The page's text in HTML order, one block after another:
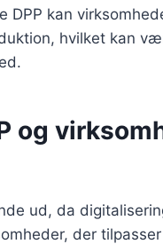
kan
hvilket kan
og
ud, da
der tilpasser